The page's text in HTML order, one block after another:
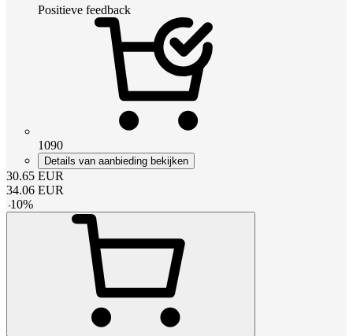
Positieve feedback
1090
Details van aanbieding bekijken
30.65 EUR
34.06 EUR
-10%